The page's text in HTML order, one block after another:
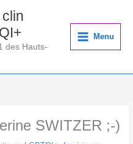
des Hauts-
Menu
SWITZER ;-)